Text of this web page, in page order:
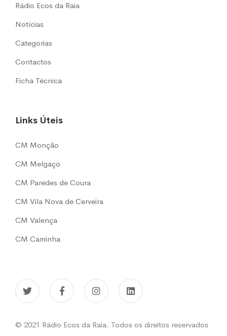
Rádio Ecos da Raia
Notícias
Categorias
Contactos
Ficha Técnica
Links Úteis
CM Monção
CM Melgaço
CM Paredes de Coura
CM Vila Nova de Cerveira
CM Valença
CM Caminha
© 2021 Rádio Ecos da Raia. Todos os direitos reservados